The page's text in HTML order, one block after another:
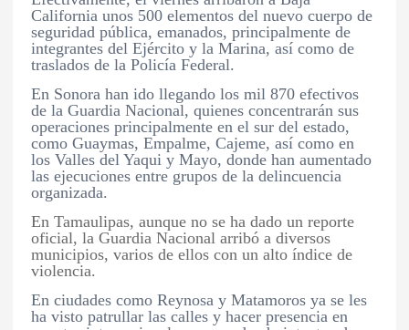
California unos 500 elementos del nuevo cuerpo de
seguridad pública, emanados, principalmente de
integrantes del Ejército y la Marina, así como de
traslados de la Policía Federal.
En Sonora han ido llegando los mil 870 efectivos
de la Guardia Nacional, quienes concentrarán sus
operaciones principalmente en el sur del estado,
como Guaymas, Empalme, Cajeme, así como en
los Valles del Yaqui y Mayo, donde han aumentado
las ejecuciones entre grupos de la delincuencia
organizada.
En Tamaulipas, aunque no se ha dado un reporte
oficial, la Guardia Nacional arribó a diversos
municipios, varios de ellos con un alto índice de
violencia.
En ciudades como Reynosa y Matamoros ya se les
ha visto patrullar las calles y hacer presencia en